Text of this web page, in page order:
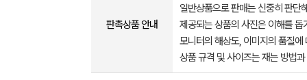
판촉상품 안내
일반상품으로 판매는 신중히 판단
제공되는 상품의 사진은 이해를
모니터의 해상도, 이미지의 품질
상품 규격 및 사이즈는 재는 방법